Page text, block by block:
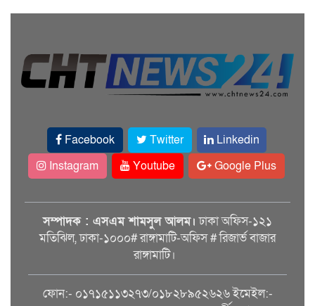
Facebook Twitter
Linkedin
Instagram
Youtube Google Plus
সম্পাদক : এসএম শামসুল আলম। ঢাকা অফিস-১২১
মতিঝিল, ঢাকা-১০০০# রাঙ্গামাটি-অফিস # রিজার্ভ বাজার
রাঙ্গামাটি।
ফোন:- ০১৭১৫১১৩২৭৩/০১৮২৮৯৫২৬২৬ ইমেইল:-